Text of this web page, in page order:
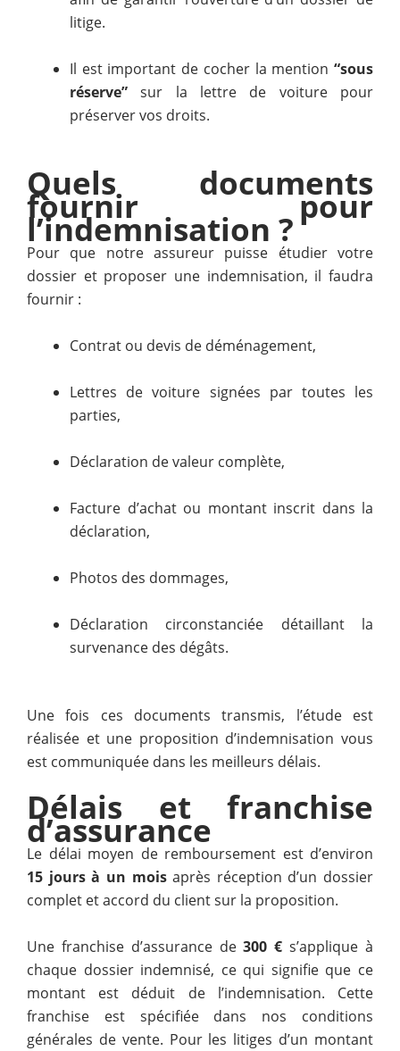
litige.
Il est important de cocher la mention “sous
réserve” sur la lettre de voiture pour
préserver vos droits.
Quels documents
fournir pour
l’indemnisation ?
Pour que notre assureur puisse étudier votre
dossier et proposer une indemnisation, il faudra
fournir :
Contrat ou devis de déménagement,
Lettres de voiture signées par toutes les
parties,
Déclaration de valeur complète,
Facture d’achat ou montant inscrit dans la
déclaration,
Photos des dommages,
Déclaration circonstanciée détaillant la
survenance des dégâts.
Une fois ces documents transmis, l’étude est
réalisée et une proposition d’indemnisation vous
est communiquée dans les meilleurs délais.
Délais et franchise
d’assurance
Le délai moyen de remboursement est d’environ
15 jours à un moisaprès réception d’un dossier
complet et accord du client sur la proposition.
Une franchise d’assurance de300 € s’applique à
chaque dossier indemnisé, ce qui signifie que ce
montant est déduit de l’indemnisation. Cette
franchise est spécifiée dans nos conditions
générales de vente. Pour les litiges d’un montant